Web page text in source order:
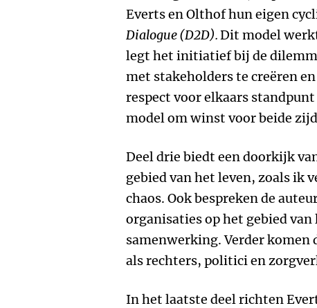
Everts en Olthof hun eigen
Dialogue (D2D).Dit model
legt het initiatief bij de
met stakeholders te creëren
respect voor elkaars
model om winst voor beide
Deel drie biedt een doorkijk
gebied van het leven, zoals ik
chaos. Ook bespreken de
organisaties op het gebied
samenwerking. Verder komen
als rechters, politici en
In het laatste deel richten